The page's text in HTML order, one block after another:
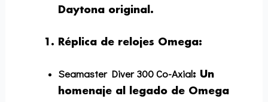
Daytona original.
Réplica de relojes Omega:
Seamaster Diver 300 Co-Axial: Un
homenaje al legado de Omega